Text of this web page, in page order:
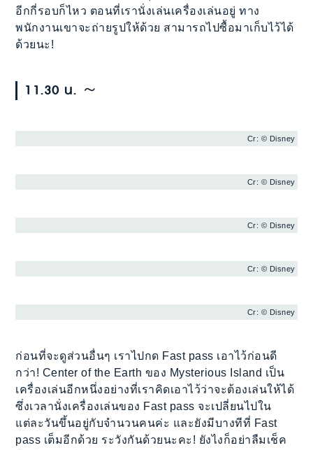
อีกกี่รอบก็ไหว ตอนที่เรานั่งเล่นเครื่องเล่นอยู่ ทาง
พนักงานเขาจะถ่ายรูปให้ด้วย สามารถไปซื้อมาเก็บไว้ได้
ด้วยนะ!
11.30 น. ～
Cr: © Disney
Cr: © Disney
Cr: © Disney
Cr: © Disney
Cr: © Disney
ก่อนที่จะดูส่วนอื่นๆ เราไปกด Fast pass เอาไว้ก่อนดี
กว่า! Center of the Earth ของ Mysterious Island เป็น
เครื่องเล่นอีกหนึ่งอย่างที่เราคิดเอาไว้ว่าจะต้องเล่นให้ได้
ซึ่งเวลานั่งเครื่องเล่นของ Fast pass จะเปลี่ยนไปใน
แต่ละวันขึ้นอยู่กับจำนวนคนค่ะ และยังมีบางทีที่ Fast
pass เต็มอีกด้วย ระวังกันด้วยนะคะ! ยังไงก็อย่าลืมเช็ค